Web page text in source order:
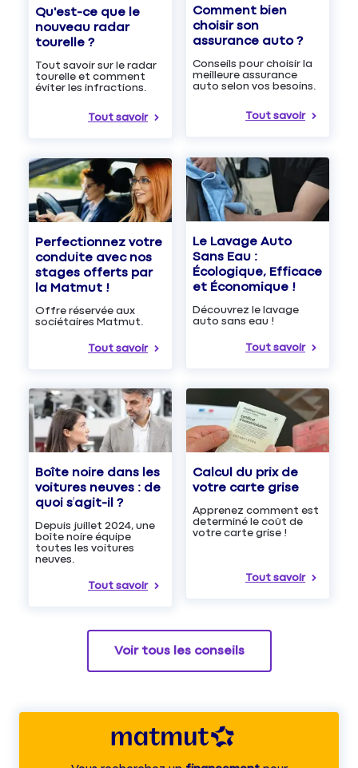
Qu'est-ce que le
nouveau radar
tourelle ?
Tout savoir sur le radar
tourelle et comment
éviter les infractions.
Tout savoir
Comment bien
choisir son
assurance auto ?
Conseils pour choisir la
meilleure assurance
auto selon vos besoins.
Tout savoir
Perfectionnez votre
conduite avec nos
stages offerts par
la Matmut !
Offre réservée aux
sociétaires Matmut.
Tout savoir
Le Lavage Auto
Sans Eau :
Écologique, Efficace
et Économique !
Découvrez le lavage
auto sans eau !
Tout savoir
Boîte noire dans les
voitures neuves : de
quoi s’agit-il ?
Depuis juillet 2024, une
boîte noire équipe
toutes les voitures
neuves.
Tout savoir
Calcul du prix de
votre carte grise
Apprenez comment est
determiné le coût de
votre carte grise !
Tout savoir
Voir tous les conseils